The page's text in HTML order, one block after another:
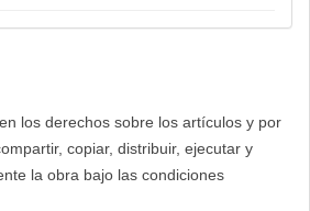
los derechos sobre los artículos y por
copiar, distribuir, ejecutar y
la obra bajo las condiciones